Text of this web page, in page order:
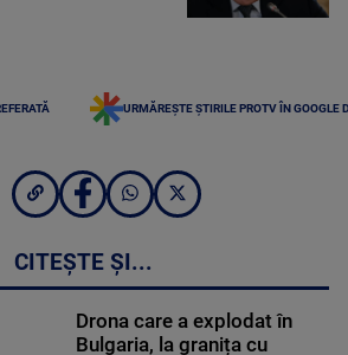
URMĂREȘTE ȘTIRILE PROTV ÎN GOOGLE
CITEȘTE ȘI...
Drona care a explodat în
Bulgaria, la granița cu